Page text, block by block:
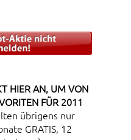
HIER AN, UM VON
FÜR 2011
übrigens nur
GRATIS, 12